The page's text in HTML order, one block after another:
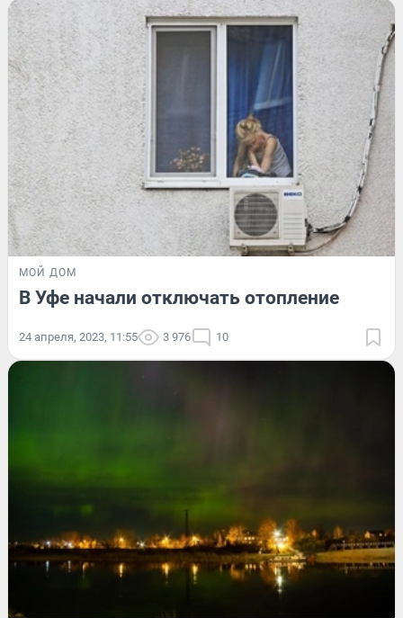
МОЙ ДОМ
В Уфе начали отключать отопление
24 апреля, 2023, 11:55 3 976 10